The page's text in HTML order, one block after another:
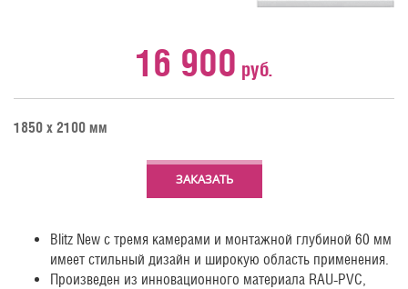
16 900 руб.
1850 х 2100 мм
ЗАКАЗАТЬ
Blitz New с тремя камерами и монтажной глубиной 60 мм
имеет стильный дизайн и широкую область применения.
Произведен из инновационного материала RAU-PVC,